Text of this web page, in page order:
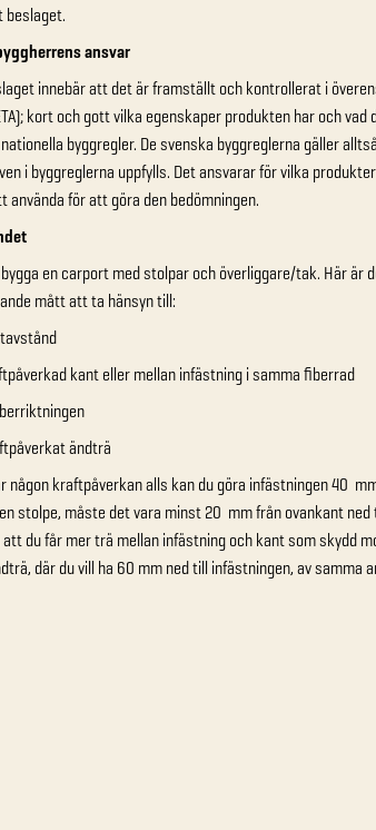
beslaget.
ansvar
innebär att det är framställt och kontrollerat i
kort och gott vilka egenskaper produkten har och
byggregler. De svenska byggreglerna gäller
i byggreglerna uppfylls. Det ansvarar för vilka
för att göra den bedömningen.
en carport med stolpar och överliggare/tak. Här
mått att ta hänsyn till:
kant eller mellan infästning i samma fiberrad
ändträ
någon kraftpåverkan alls kan du göra infästningen 40
stolpe, måste det vara minst 20 mm från ovankant
du får mer trä mellan infästning och kant som skydd
där du vill ha 60 mm ned till infästningen, av samma